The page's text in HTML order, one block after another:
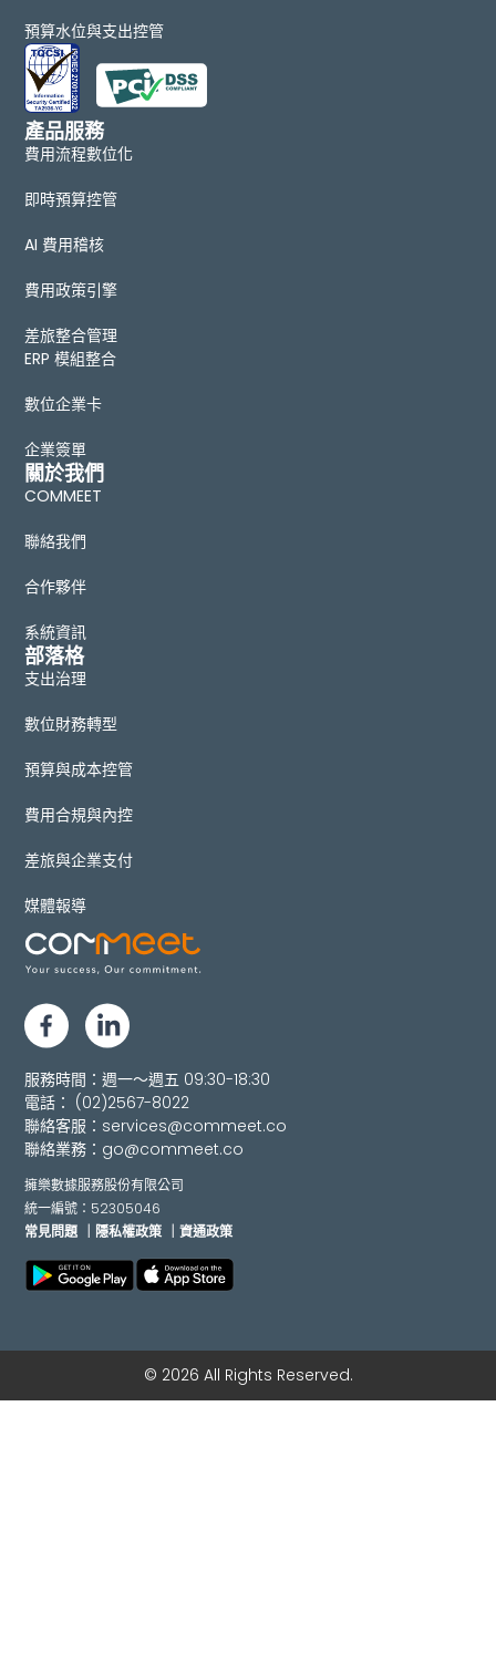
預算水位與支出控管
產品服務
費用流程數位化
即時預算控管
AI 費用稽核
費用政策引擎
差旅整合管理
ERP 模組整合
數位企業卡
企業簽單
關於我們
COMMEET
聯絡我們
合作夥伴
系統資訊
部落格
支出治理
數位財務轉型
預算與成本控管
費用合規與內控
差旅與企業支付
媒體報導
服務時間：週一～週五 09:30-18:30
電話： (02)2567-8022
聯絡客服： services@commeet.co
聯絡業務： go@commeet.co
擁樂數據服務股份有限公司
統一編號：52305046
常見問題
｜隱私權政策 ｜資通政策
© 2026 All Rights Reserved.